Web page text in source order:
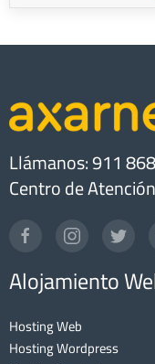
Llámanos: 911
Centro de
Alojamiento
Hosting Web
Hosting Wordpress